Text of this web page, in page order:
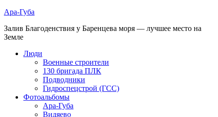
Ара-Губа
Залив Благоденствия у Баренцева моря — лучшее место на
Земле
Люди
Военные строители
130 бригада ПЛК
Подводники
Гидроспецстрой (ГСС)
Фотоальбомы
Ара-Губа
Видяево